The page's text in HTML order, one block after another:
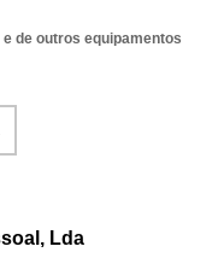
de outros equipamentos
Lda